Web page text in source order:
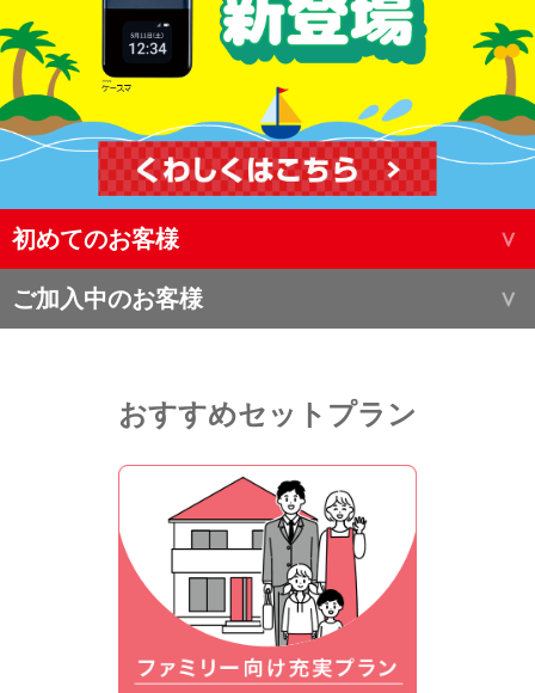
初めてのお客様
ご加入中のお客様
おすすめセットプラン